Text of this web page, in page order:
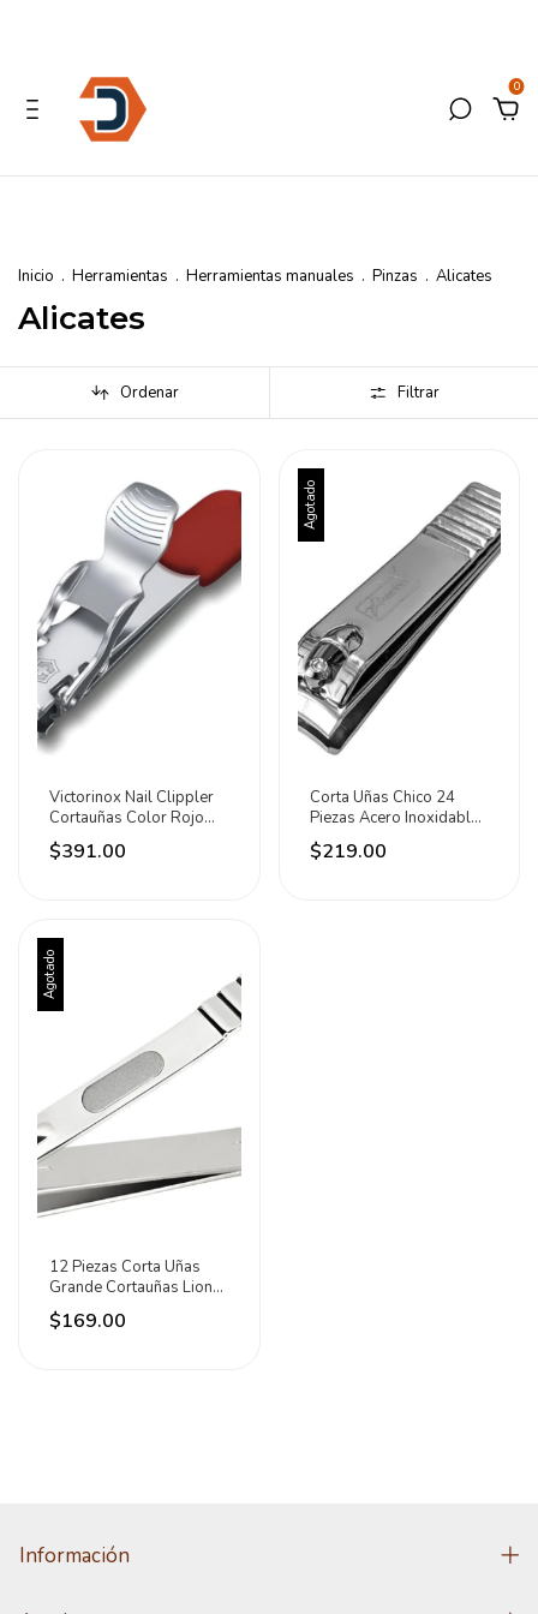
0
Inicio . Herramientas . Herramientas manuales . Pinzas . Alicates
Alicates
Ordenar Filtrar
Victorinox Nail Clippler
Cortauñas Color Rojo
Acero Inox Rojo
$391.00
Agotado
Corta Uñas Chico 24
Piezas Acero Inoxidable
Lion Tools Plateado
$219.00
Agotado
12 Piezas Corta Uñas
Grande Cortauñas Lion
Tools
$169.00
Información